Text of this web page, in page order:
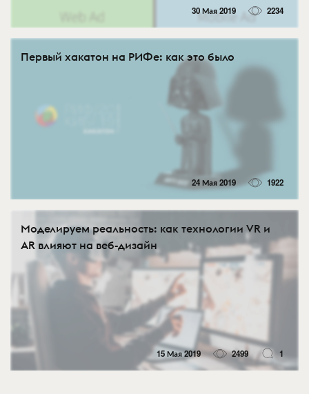
30 Мая 2019 2234
Первый хакатон на РИФе: как это было
24 Мая 2019 1922
Моделируем реальность: как технологии VR и
AR влияют на веб-дизайн
15 Мая 2019 2499 1